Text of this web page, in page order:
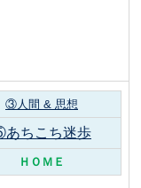
③人間 & 思想
ちこち迷歩
ＨＯＭＥ